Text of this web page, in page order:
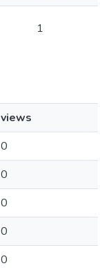
1
views
0
0
0
0
0